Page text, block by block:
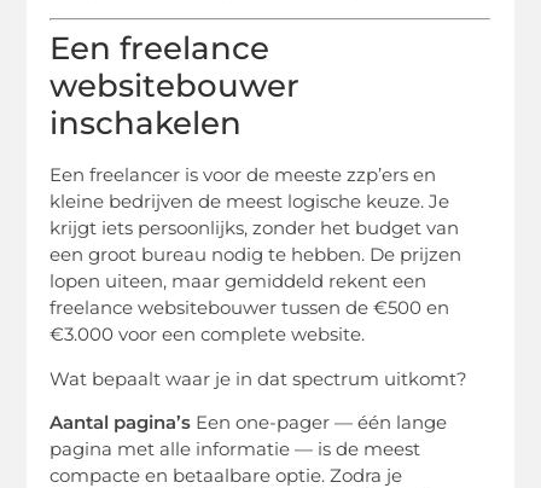
Een freelance
websitebouwer
inschakelen
Een freelancer is voor de meeste zzp’ers en
kleine bedrijven de meest logische keuze. Je
krijgt iets persoonlijks, zonder het budget van
een groot bureau nodig te hebben. De prijzen
lopen uiteen, maar gemiddeld rekent een
freelance websitebouwer tussen de €500 en
€3.000 voor een complete website.
Wat bepaalt waar je in dat spectrum uitkomt?
Aantal pagina’s Een one-pager — één lange
pagina met alle informatie — is de meest
compacte en betaalbare optie. Zodra je